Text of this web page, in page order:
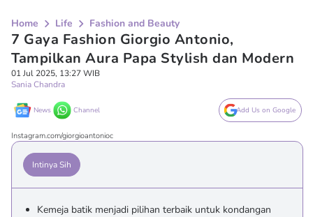
Home Life Fashion and Beauty
7 Gaya Fashion Giorgio Antonio,
Tampilkan Aura Papa Stylish dan Modern
01 Jul 2025, 13:27 WIB
Sania Chandra
News Channel Add Us on Google
Instagram.com/giorgioantonioc
Intinya Sih
Kemeja batik menjadi pilihan terbaik untuk kondangan